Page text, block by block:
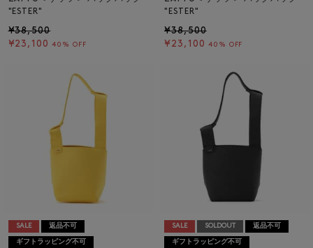
"ESTER"
¥38,500
¥23,100 40% OFF
"ESTER"
¥38,500
¥23,100 40% OFF
SALE 返品不可
ギフトラッピング不可
SALE SOLDOUT 返品不可
ギフトラッピング不可